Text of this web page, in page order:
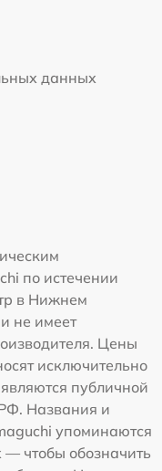
данных
по истечении
в Нижнем
не имеет
Цены
исключительно
публичной
Названия и
упоминаются
чтобы обозначить